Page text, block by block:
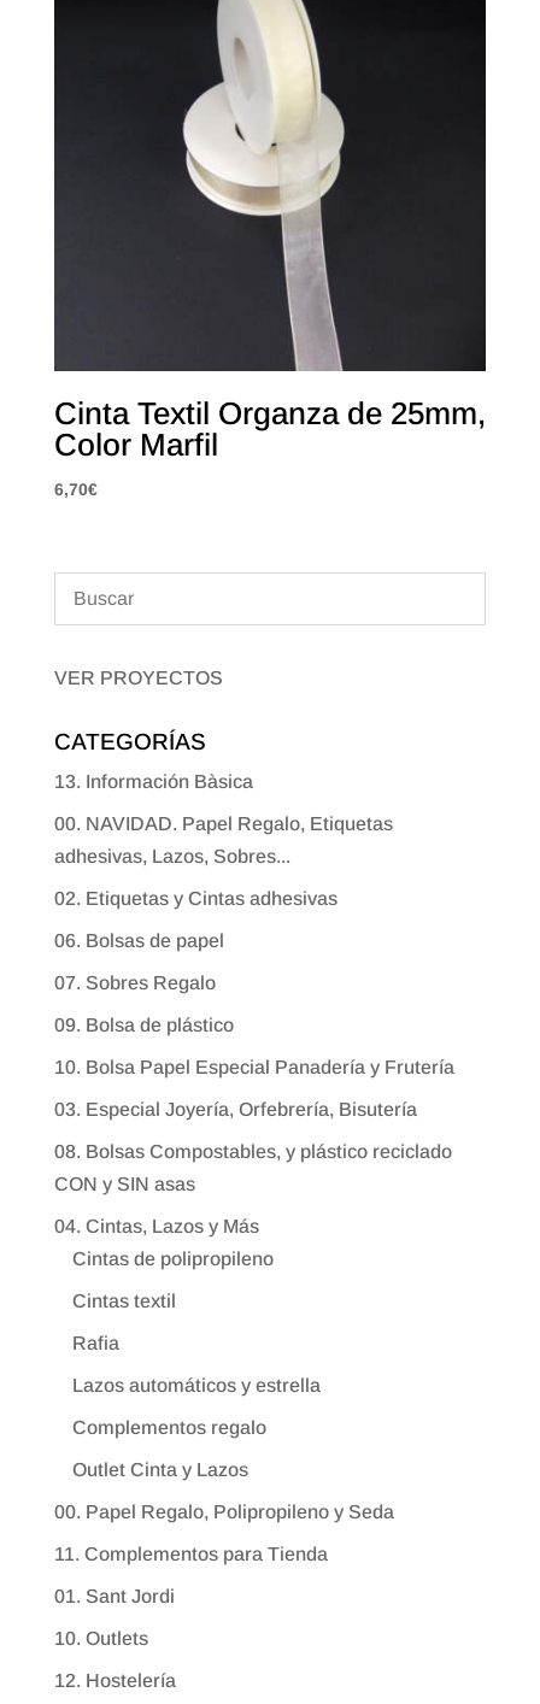
Cinta Textil Organza de 25mm,
Color Marfil
6,70€
VER PROYECTOS
CATEGORÍAS
13. Información Bàsica
00. NAVIDAD. Papel Regalo, Etiquetas
adhesivas, Lazos, Sobres...
02. Etiquetas y Cintas adhesivas
06. Bolsas de papel
07. Sobres Regalo
09. Bolsa de plástico
10. Bolsa Papel Especial Panadería y Frutería
03. Especial Joyería, Orfebrería, Bisutería
08. Bolsas Compostables, y plástico reciclado
CON y SIN asas
04. Cintas, Lazos y Más
Cintas de polipropileno
Cintas textil
Rafia
Lazos automáticos y estrella
Complementos regalo
Outlet Cinta y Lazos
00. Papel Regalo, Polipropileno y Seda
11. Complementos para Tienda
01. Sant Jordi
10. Outlets
12. Hostelería